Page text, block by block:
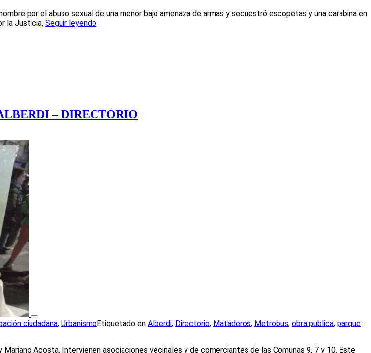
por el abuso sexual de una menor bajo amenaza de armas y secuestró escopetas y una carabina en
la Justicia, Seguir leyendo
– DIRECTORIO
ciudadana, UrbanismoEtiquetado en Alberdi, Directorio, Mataderos, Metrobus, obra publica, parque
Acosta. Intervienen asociaciones vecinales y de comerciantes de las Comunas 9, 7 y 10. Este